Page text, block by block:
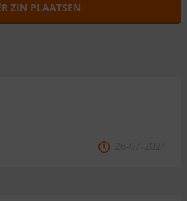
ZIN PLAATSEN